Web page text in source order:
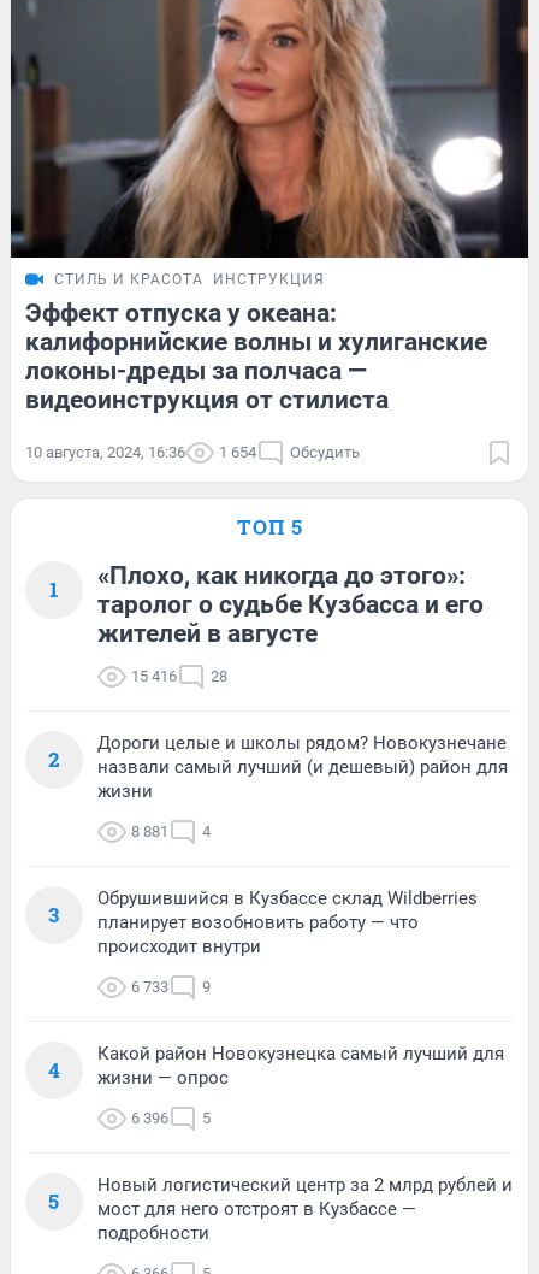
СТИЛЬ И КРАСОТА ИНСТРУКЦИЯ
Эффект отпуска у океана:
калифорнийские волны и хулиганские
локоны-дреды за полчаса —
видеоинструкция от стилиста
10 августа, 2024, 16:36 1 654 Обсудить
ТОП 5
1
«Плохо, как никогда до этого»:
таролог о судьбе Кузбасса и его
жителей в августе
15 416 28
2
Дороги целые и школы рядом? Новокузнечане
назвали самый лучший (и дешевый) район для
жизни
8 881 4
3
Обрушившийся в Кузбассе склад Wildberries
планирует возобновить работу — что
происходит внутри
6 733 9
4
Какой район Новокузнецка самый лучший для
жизни — опрос
6 396 5
5
Новый логистический центр за 2 млрд рублей и
мост для него отстроят в Кузбассе —
подробности